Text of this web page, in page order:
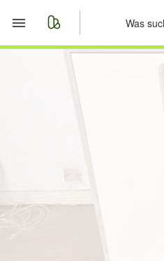
Merkliste
Nachrichten
Anzeige aufgeben